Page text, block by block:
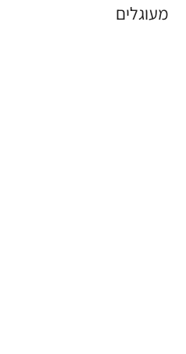
מעוגלים